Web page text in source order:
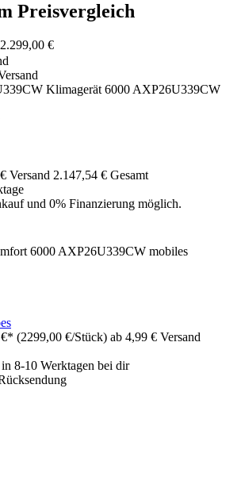
Preisvergleich
€
Klimagerät 6000 AXP26U339CW
Versand 2.147,54 € Gesamt
und 0% Finanzierung möglich.
6000 AXP26U339CW mobiles
(2299,00 €/Stück) ab 4,99 € Versand
8-10 Werktagen bei dir